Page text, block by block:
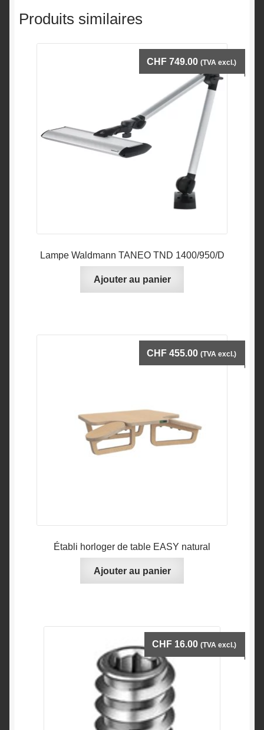
Produits similaires
Lampe Waldmann TANEO TND 1400/950/D
CHF 749.00 (TVA excl.)
Ajouter au panier
Établi horloger de table EASY natural
CHF 455.00 (TVA excl.)
Ajouter au panier
CHF 16.00 (TVA excl.)